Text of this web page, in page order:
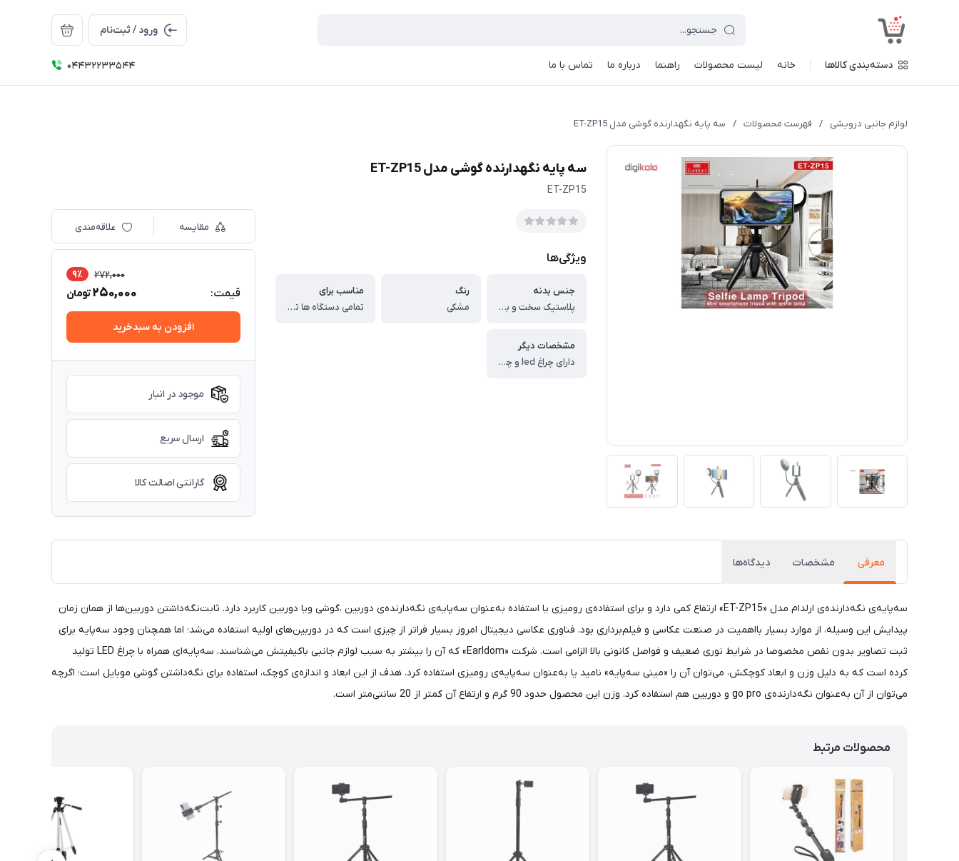
ورود / ثبت‌نام
دسته‌بندی کالاها خانه لیست محصولات راهنما درباره ما تماس با ما 04432233544
لوازم جانبی درویشی / فهرست محصولات / سه پایه نگهدارنده گوشی مدل ET-ZP15
سه پایه نگهدارنده گوشی مدل ET-ZP15
ET-ZP15
ویژگی‌ها
جنس بدنه
پلاستیک سخت و باکیفیت
رنگ
مشکی
مناسب برای
تمامی دستگاه ها تا سایز ۶.۵ اینچ
مشخصات دیگر
دارای چراغ led و چرخش تا ۳۶۰ درجه
مقایسه علاقه‌مندی
قیمت:
272,000 9٪
250,000تومان
افزودن به سبدخرید
موجود در انبار
ارسال سریع
گارانتی اصالت کالا
معرفی مشخصات دیدگاه‌ها
سه‌پایه‌ی نگه‌دارنده‌ی ارلدام مدل «ET-ZP15» ارتفاع کمی دارد و برای استفاده‌ی رومیزی یا استفاده به‌عنوان سه‌پایه‌ی نگه‌دارنده‌ی دوربین ،گوشی ویا دوربین کاربرد دارد. ثابت‌نگه‌داشتن دوربین‌ها از همان زمان
پیدایش این وسیله، از موارد بسیار بااهمیت در صنعت عکاسی و فیلم‌برداری بود. فناوری عکاسی دیجیتال امروز بسیار فراتر از چیزی است که در دوربین‌های اولیه استفاده می‌شد؛ اما همچنان وجود سه‌پایه برای
ثبت تصاویر بدون نقص مخصوصا در شرایط نوری ضعیف و فواصل کانونی بالا الزامی است. شرکت «Earldom» که آن را بیشتر به سبب لوازم جانبی باکیفیتش می‌شناسند، سه‌پایه‌ای همراه با چراغ LED تولید
کرده است که به دلیل وزن و ابعاد کوچکش، می‌توان آن را «مینی سه‌پایه» نامید یا به‌عنوان سه‌پایه‌ی رومیزی استفاده کرد. هدف از این ابعاد و اندازه‌ی کوچک، استفاده برای نگه‌داشتن گوشی موبایل است؛ اگرچه
می‌توان از آن به‌عنوان نگه‌دارنده‌ی go pro و دوربین هم استفاده کرد. وزن این محصول حدود 90 گرم و ارتفاع آن کمتر از 20 سانتی‌متر است.
محصولات مرتبط